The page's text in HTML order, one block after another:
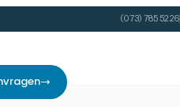
(073) 785 52 26